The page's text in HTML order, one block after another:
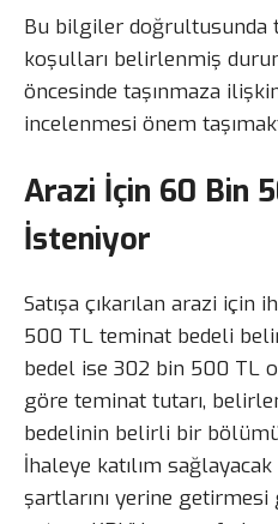
Bu bilgiler doğrultusunda
koşulları belirlenmiş
öncesinde taşınmaza
incelenmesi önem
Arazi İçin 60 Bin
İsteniyor
Satışa çıkarılan arazi için
500 TL teminat bedeli
bedel ise 302 bin 500 TL
göre teminat tutarı,
bedelinin belirli bir
İhaleye katılım
şartlarını yerine getirmesi